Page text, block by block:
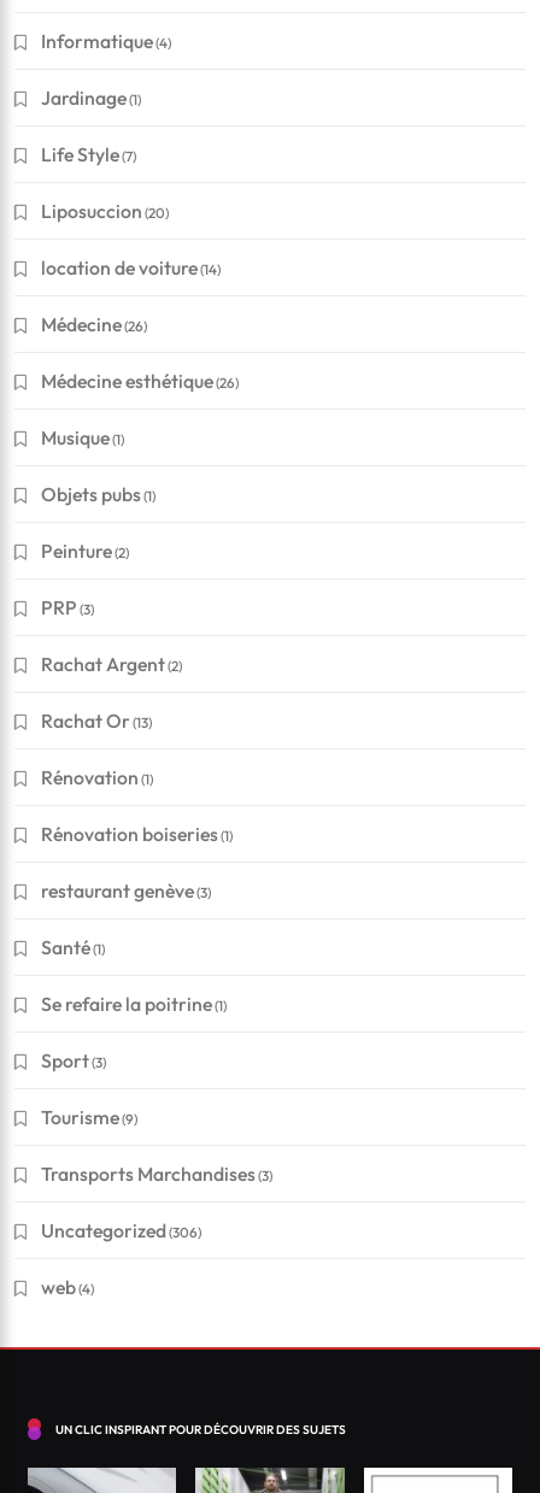
Informatique(4)
Jardinage(1)
Life Style(7)
Liposuccion (20)
location de voiture(14)
Médecine(26)
Médecine esthétique(26)
Musique(1)
Objets pubs(1)
Peinture(2)
PRP (3)
Rachat Argent(2)
Rachat Or(13)
Rénovation (1)
Rénovation boiseries(1)
restaurant genève(3)
Santé(1)
Se refaire la poitrine(1)
Sport(3)
Tourisme(9)
Transports Marchandises(3)
Uncategorized(306)
web(4)
UN CLIC INSPIRANT POUR DÉCOUVRIR DES SUJETS
Conseils pour réussir à obtenir un crédit en Suisse
Mai 5, 2026